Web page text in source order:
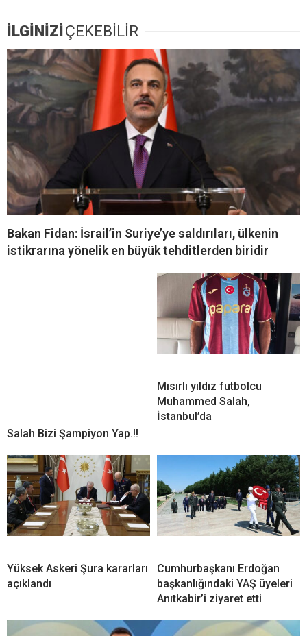
İLGİNİZİ ÇEKEBİLİR
Bakan Fidan: İsrail’in Suriye’ye saldırıları, ülkenin
istikrarına yönelik en büyük tehditlerden biridir
Salah Bizi Şampiyon Yap.!!
Mısırlı yıldız futbolcu
Muhammed Salah,
İstanbul’da
Yüksek Askeri Şura kararları
açıklandı
Cumhurbaşkanı Erdoğan
başkanlığındaki YAŞ üyeleri
Anıtkabir’i ziyaret etti